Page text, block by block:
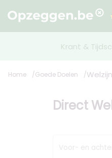
Krant &
Home Goede Doelen
Direct
Voor- en